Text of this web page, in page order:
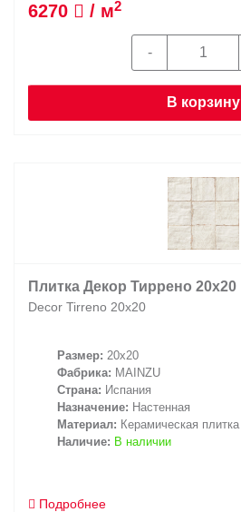
6270 / м2
В корзину
Плитка Декор Тиррено 20х20
Decor Tirreno 20х20
Размер: 20x20
Фабрика: MAINZU
Страна: Испания
Назначение: Настенная
Материал: Керамическая плитка
Наличие: В наличии
Подробнее